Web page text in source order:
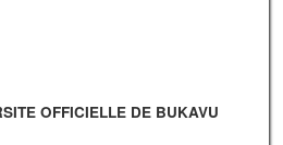
OFFICIELLE DE BUKAVU